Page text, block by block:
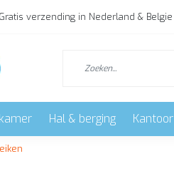
Gratis verzending in Nederland & Belgie
Hal & berging Kantoor